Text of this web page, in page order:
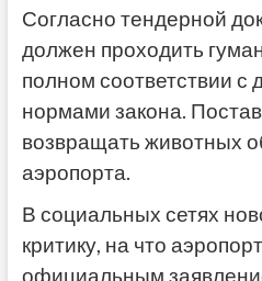
Согласно тендерной
должен проходить
полном соответствии
нормами закона.
возвращать животных
аэропорта.
В социальных сетях
критику, на что аэропорт
официальным